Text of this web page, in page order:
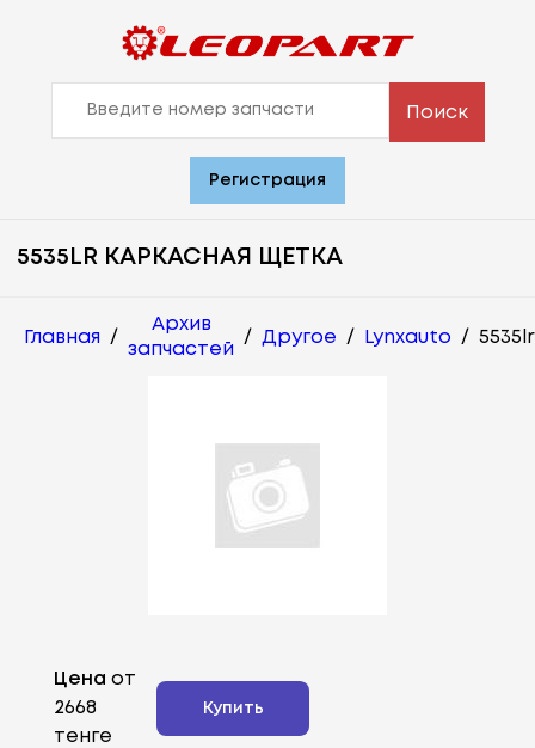
Поиск
Регистрация
5535LR КАРКАСНАЯ ЩЕТКА
Главная /
Архив
запчастей
/ Другое / Lynxauto / 5535lr
Цена от
2668
тенге
Купить